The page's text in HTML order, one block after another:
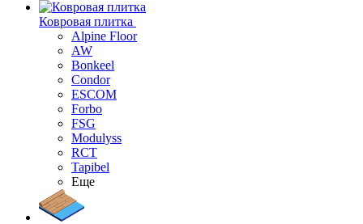
Ковровая плитка
Alpine Floor
AW
Bonkeel
Condor
ESCOM
Forbo
FSG
Modulyss
RCT
Tapibel
Еще